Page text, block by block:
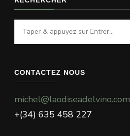
Vous
recherchiez
chose
CONTACTEZ NOUS
michel@laodiseadelvino.com
+(34) 635 458 227